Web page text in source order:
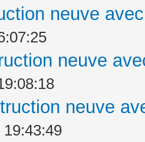
neuve
neuve
neuve